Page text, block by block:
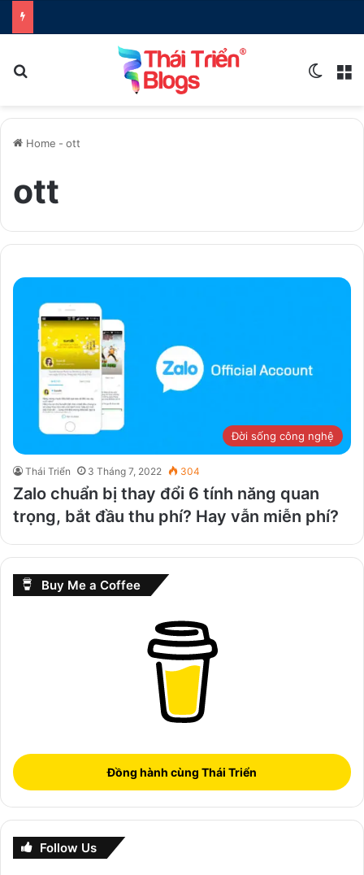
Home - ott
ott
Đời sống công nghệ
Thái Triển 3 Tháng 7, 2022 304
Zalo chuẩn bị thay đổi 6 tính năng quan
trọng, bắt đầu thu phí? Hay vẫn miễn phí?
Buy Me a Coffee
Đồng hành cùng Thái Triển
Follow Us